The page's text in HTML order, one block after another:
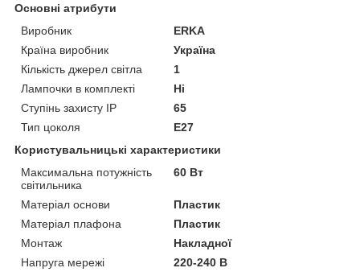
Основні атрибути
Виробник
ERKA
Країна виробник
Україна
Кількість джерел світла
1
Лампочки в комплекті
Ні
Ступінь захисту IP
65
Тип цоколя
E27
Користувальницькі характеристики
Максимальна потужність
світильника
60 Вт
Матеріал основи
Пластик
Матеріал плафона
Пластик
Монтаж
Накладної
Напруга мережі
220-240 В